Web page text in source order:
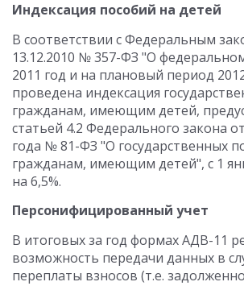
Индексация пособий на детей
В соответствии с Федеральным
13.12.2010 № 357-ФЗ "О
2011 год и на плановый период
проведена индексация
гражданам, имеющим детей,
статьей 4.2 Федерального закона
года № 81-ФЗ "О государственных
гражданам, имеющим детей", с 1
на 6,5%.
Персонифицированный учет
В итоговых за год формах АДВ-11
возможность передачи данных в
переплаты взносов (т.е.